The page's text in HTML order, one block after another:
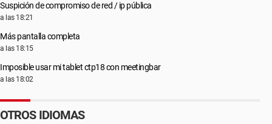
Suspición de compromiso de red / ip pública
a las 18:21
Más pantalla completa
a las 18:15
Imposible usar mi tablet ctp18 con meetingbar
a las 18:02
OTROS IDIOMAS